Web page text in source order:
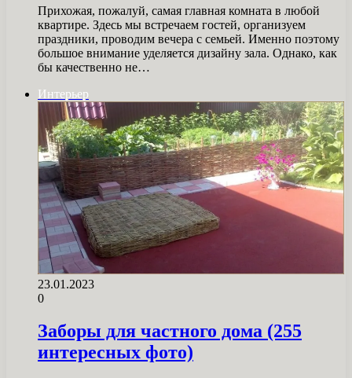
Прихожая, пожалуй, самая главная комната в любой
квартире. Здесь мы встречаем гостей, организуем
праздники, проводим вечера с семьей. Именно поэтому
большое внимание уделяется дизайну зала. Однако, как
бы качественно не…
Интерьер
23.01.2023
0
Заборы для частного дома (255
интересных фото)